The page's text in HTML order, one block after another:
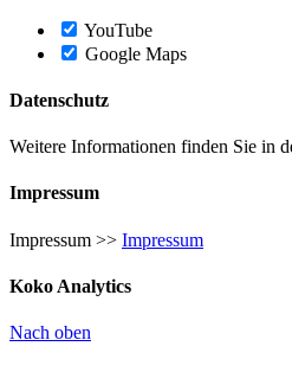
YouTube
Google Maps
Datenschutz
Weitere Informationen finden Sie in
Impressum
Impressum >> Impressum
Koko Analytics
Nach oben